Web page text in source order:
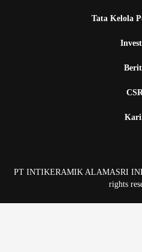
Tata Kelola
PT INTIKERAMIK ALAMASRI
rights